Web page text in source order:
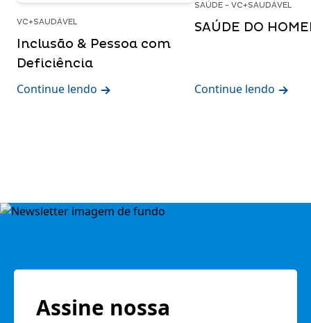
VC+SAUDÁVEL
Inclusão & Pessoa com
Deficiência
Continue lendo
SAÚDE - VC+SAUDÁVEL
SAÚDE DO
Continue lendo
Assine nossa